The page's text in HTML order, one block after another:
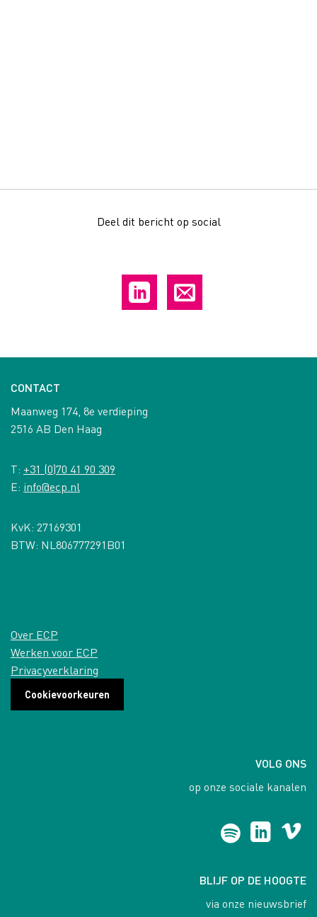
Deel dit bericht op social
CONTACT
Maanweg 174, 8e verdieping
2516 AB Den Haag
T: +31 (0)70 41 90 309
E: info@ecp.nl
KvK: 27169301
BTW: NL806777291B01
Over ECP
Werken voor ECP
Privacyverklaring
Cookievoorkeuren
VOLG ONS
op onze sociale kanalen
BLIJF OP DE HOOGTE
via onze nieuwsbrief